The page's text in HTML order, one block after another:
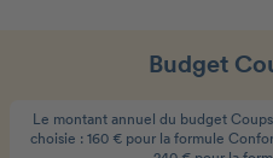
Budget
Le montant annuel du budget
choisie : 160 € pour la formule